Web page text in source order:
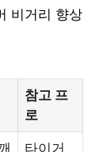
비거리 향상
참고 프
로
타이거